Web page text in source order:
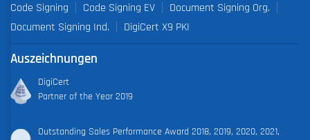
Code Signing
Code Signing EV
Document Signing Org.
Document Signing Ind.
DigiCert X9 PKI
Auszeichnungen
DigiCert
Partner of the Year 2019
Outstanding Sales Performance Award 2018, 2019, 2020, 2021,